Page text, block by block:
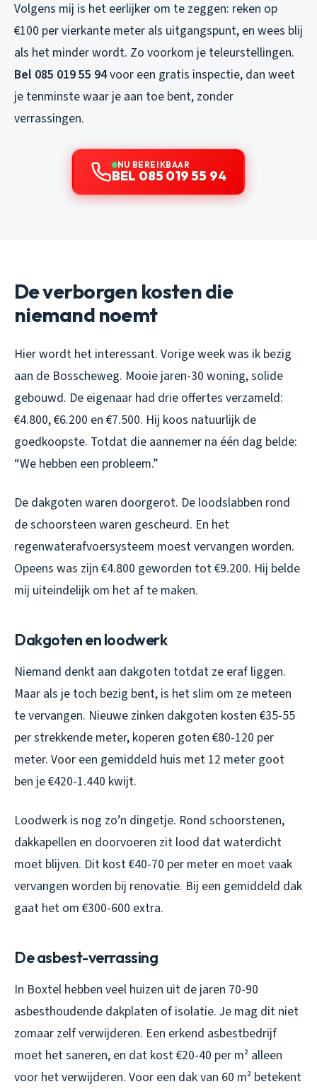
Volgens mij is het eerlijker om te zeggen: reken op
€100 per vierkante meter als uitgangspunt, en wees blij
als het minder wordt. Zo voorkom je teleurstellingen.
Bel 085 019 55 94voor een gratis inspectie, dan weet
je tenminste waar je aan toe bent, zonder
verrassingen.
NU BEREIKBAAR
BEL 085 019 55 94
De verborgen kosten die
niemand noemt
Hier wordt het interessant. Vorige week was ik bezig
aan de Bosscheweg. Mooie jaren-30 woning, solide
gebouwd. De eigenaar had drie offertes verzameld:
€4.800, €6.200 en €7.500. Hij koos natuurlijk de
goedkoopste. Totdat die aannemer na één dag belde:
“We hebben een probleem.”
De dakgoten waren doorgerot. De loodslabben rond
de schoorsteen waren gescheurd. En het
regenwaterafvoersysteem moest vervangen worden.
Opeens was zijn €4.800 geworden tot €9.200. Hij belde
mij uiteindelijk om het af te maken.
Dakgoten en loodwerk
Niemand denkt aan dakgoten totdat ze eraf liggen.
Maar als je toch bezig bent, is het slim om ze meteen
te vervangen. Nieuwe zinken dakgoten kosten €35-55
per strekkende meter, koperen goten €80-120 per
meter. Voor een gemiddeld huis met 12 meter goot
ben je €420-1.440 kwijt.
Loodwerk is nog zo’n dingetje. Rond schoorstenen,
dakkapellen en doorvoeren zit lood dat waterdicht
moet blijven. Dit kost €40-70 per meter en moet vaak
vervangen worden bij renovatie. Bij een gemiddeld dak
gaat het om €300-600 extra.
De asbest-verrassing
In Boxtel hebben veel huizen uit de jaren 70-90
asbesthoudende dakplaten of isolatie. Je mag dit niet
zomaar zelf verwijderen. Een erkend asbestbedrijf
moet het saneren, en dat kost €20-40 per m² alleen
voor het verwijderen. Voor een dak van 60 m² betekent